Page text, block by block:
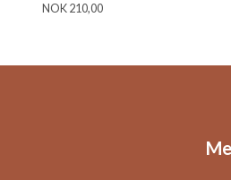
NOK 210,00